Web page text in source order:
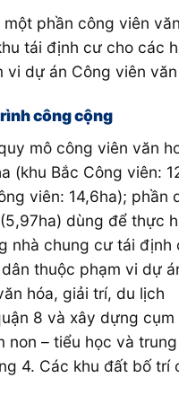
một phần công viên
tái định cư cho các
vi dự án Công viên
công cộng
mô công viên văn
(khu Bắc Công viên:
viên: 14,6ha); phần
dùng để thực
nhà chung cư tái định
thuộc phạm vi dự
hóa, giải trí, du lịch
8 và xây dựng cụm
non – tiểu học và
4. Các khu đất bố trí